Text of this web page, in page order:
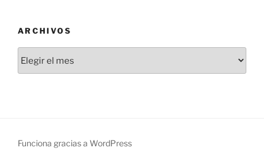
ARCHIVOS
Funciona gracias a WordPress